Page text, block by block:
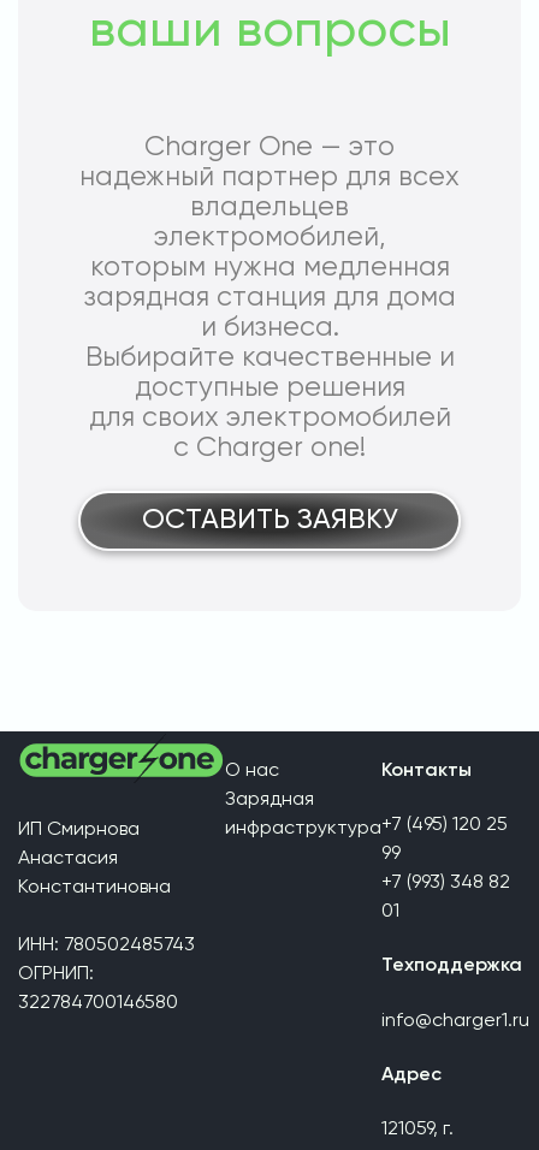
ваши вопросы
Charger One — это
надежный партнер для всех
владельцев
электромобилей,
которым нужна медленная
зарядная станция для дома
и бизнеса.
Выбирайте качественные и
доступные решения
для своих электромобилей
с Charger one!
ОСТАВИТЬ ЗАЯВКУ
ИП Смирнова
Анастасия
Константиновна
ИНН: 780502485743
ОГРНИП:
322784700146580
О нас
Зарядная
инфраструктура
Контакты
+7 (495) 120 25
99
+7 (993) 348 82
01
Техподдержка
info@charger1.ru
Адрес
121059, г.